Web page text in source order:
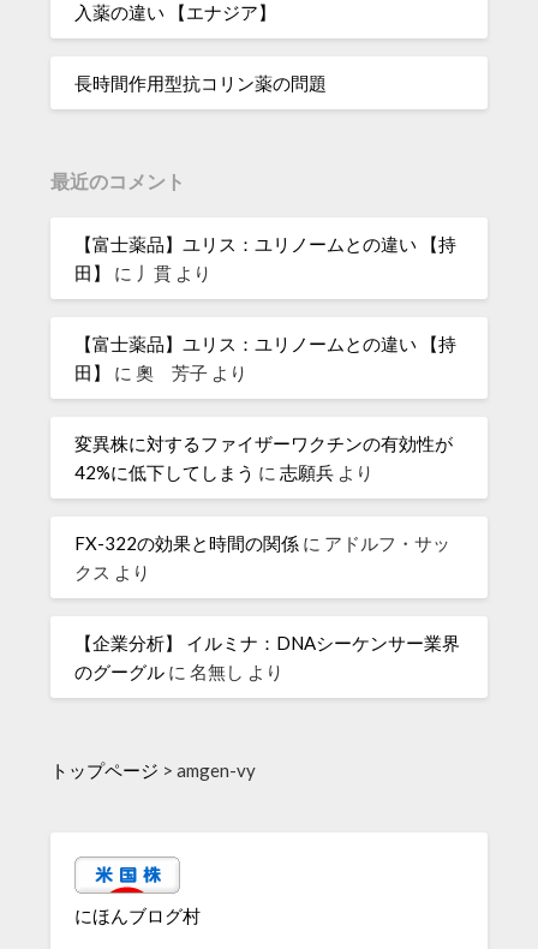
入薬の違い 【エナジア】
長時間作用型抗コリン薬の問題
最近のコメント
【富士薬品】ユリス：ユリノームとの違い 【持
田】
に 丿貫 より
【富士薬品】ユリス：ユリノームとの違い 【持
田】
に奧 芳子 より
変異株に対するファイザーワクチンの有効性が
42%に低下してしまう に志願兵 より
FX-322の効果と時間の関係 に アドルフ・サッ
クス より
【企業分析】 イルミナ：DNAシーケンサー業界
のグーグル に名無し より
トップページ >amgen-vy
にほんブログ村